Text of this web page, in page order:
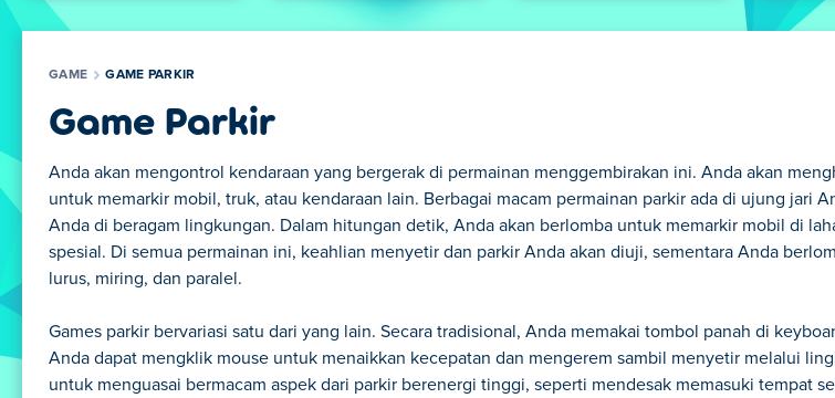
GAME GAME PARKIR
Game Parkir
Anda akan mengontrol kendaraan yang bergerak di permainan menggembirakan ini. Anda akan
untuk memarkir mobil, truk, atau kendaraan lain. Berbagai macam permainan parkir ada di ujung jari
Anda di beragam lingkungan. Dalam hitungan detik, Anda akan berlomba untuk memarkir mobil di
spesial. Di semua permainan ini, keahlian menyetir dan parkir Anda akan diuji, sementara Anda
lurus, miring, dan paralel.
Games parkir bervariasi satu dari yang lain. Secara tradisional, Anda memakai tombol panah di
Anda dapat mengklik mouse untuk menaikkan kecepatan dan mengerem sambil menyetir melalui
untuk menguasai bermacam aspek dari parkir berenergi tinggi, seperti mendesak memasuki tempat